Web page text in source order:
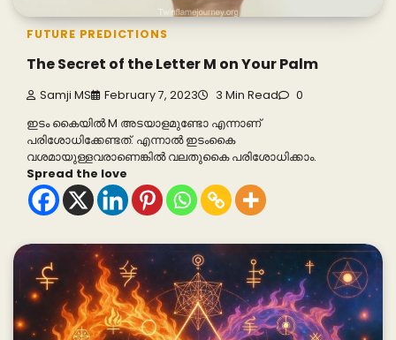
FUTURE PREDICTIONS
The Secret of the Letter M on Your Palm
Samji MS February 7, 2023 3 Min Read 0
ഇടം കൈയിൽ M അടയാളമുണ്ടോ എന്നാണ്
പരിശോധിക്കേണ്ടത്. എന്നാൽ ഇടംകൈ
വശമായുള്ളവരാണെങ്കിൽ വലതുകൈ പരിശോധിക്കാം.
Spread the love